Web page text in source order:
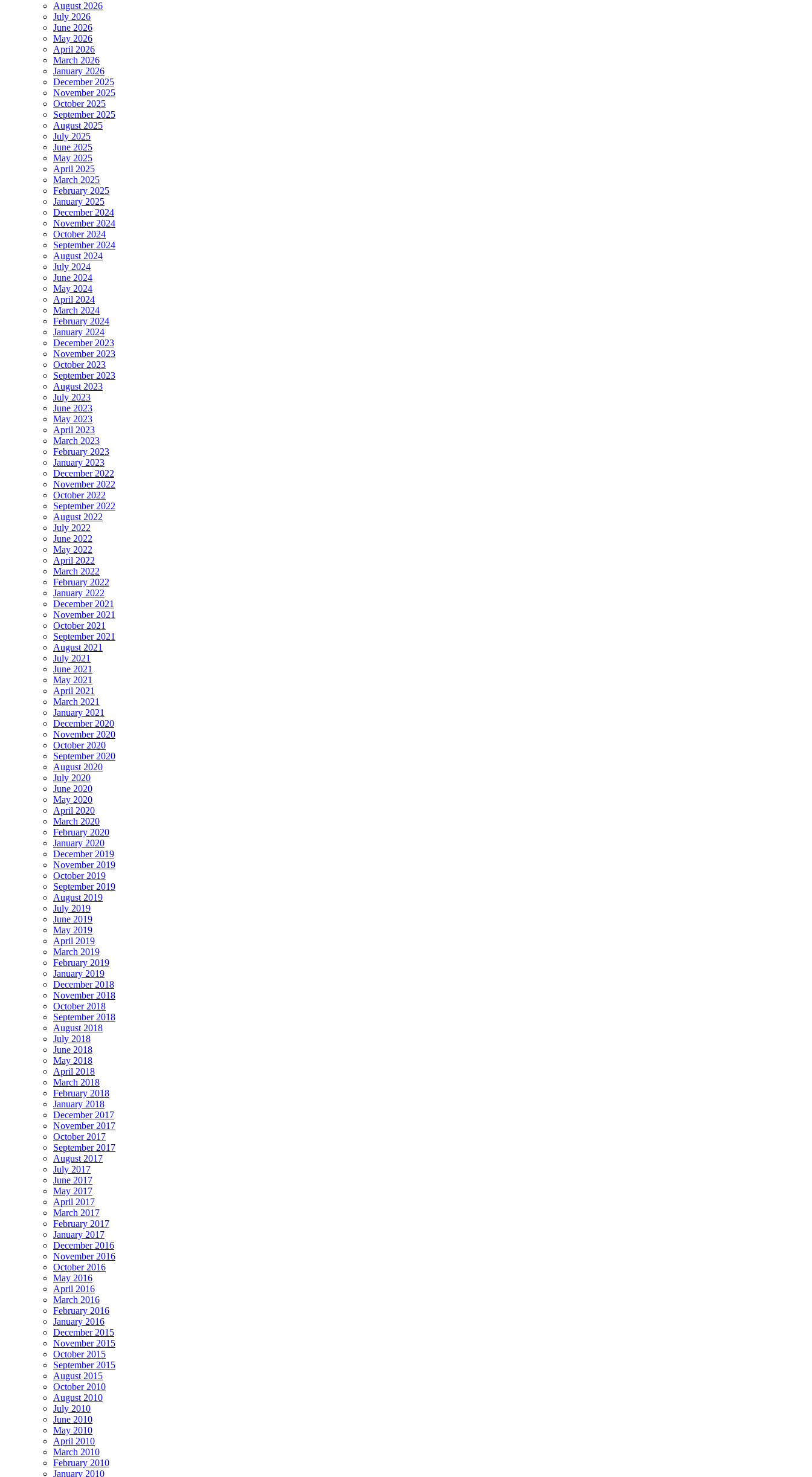
August 2026
July 2026
June 2026
May 2026
April 2026
March 2026
January 2026
December 2025
November 2025
October 2025
September 2025
August 2025
July 2025
June 2025
May 2025
April 2025
March 2025
February 2025
January 2025
December 2024
November 2024
October 2024
September 2024
August 2024
July 2024
June 2024
May 2024
April 2024
March 2024
February 2024
January 2024
December 2023
November 2023
October 2023
September 2023
August 2023
July 2023
June 2023
May 2023
April 2023
March 2023
February 2023
January 2023
December 2022
November 2022
October 2022
September 2022
August 2022
July 2022
June 2022
May 2022
April 2022
March 2022
February 2022
January 2022
December 2021
November 2021
October 2021
September 2021
August 2021
July 2021
June 2021
May 2021
April 2021
March 2021
January 2021
December 2020
November 2020
October 2020
September 2020
August 2020
July 2020
June 2020
May 2020
April 2020
March 2020
February 2020
January 2020
December 2019
November 2019
October 2019
September 2019
August 2019
July 2019
June 2019
May 2019
April 2019
March 2019
February 2019
January 2019
December 2018
November 2018
October 2018
September 2018
August 2018
July 2018
June 2018
May 2018
April 2018
March 2018
February 2018
January 2018
December 2017
November 2017
October 2017
September 2017
August 2017
July 2017
June 2017
May 2017
April 2017
March 2017
February 2017
January 2017
December 2016
November 2016
October 2016
May 2016
April 2016
March 2016
February 2016
January 2016
December 2015
November 2015
October 2015
September 2015
August 2015
October 2010
August 2010
July 2010
June 2010
May 2010
April 2010
March 2010
February 2010
January 2010